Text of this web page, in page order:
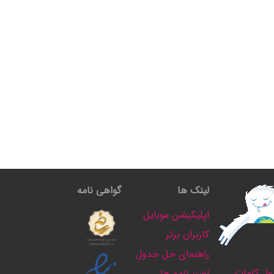
لینک ها
اپلیکیشن موبایل
کاربران برتر
راهنمای حل جدول
گواهی نامه